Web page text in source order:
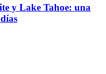
y Lake Tahoe: una